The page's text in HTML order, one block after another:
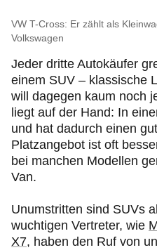
VW T-Cross: Er zählt als
Volkswagen
Jeder dritte Autokäufer
einem SUV – klassische
will dagegen kaum noch
liegt auf der Hand: In
und hat dadurch einen
Platzangebot ist oft
bei manchen Modellen
Van.
Unumstritten sind SUVs
wuchtigen Vertreter, wie
X7, haben den Ruf von